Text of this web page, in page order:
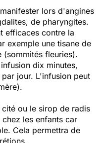
lors d'angines
de pharyngites.
efficaces contre la
exemple une tisane de
fleuries).
dix minutes,
jour. L'infusion peut
ou le sirop de radis
les enfants car
Cela permettra de